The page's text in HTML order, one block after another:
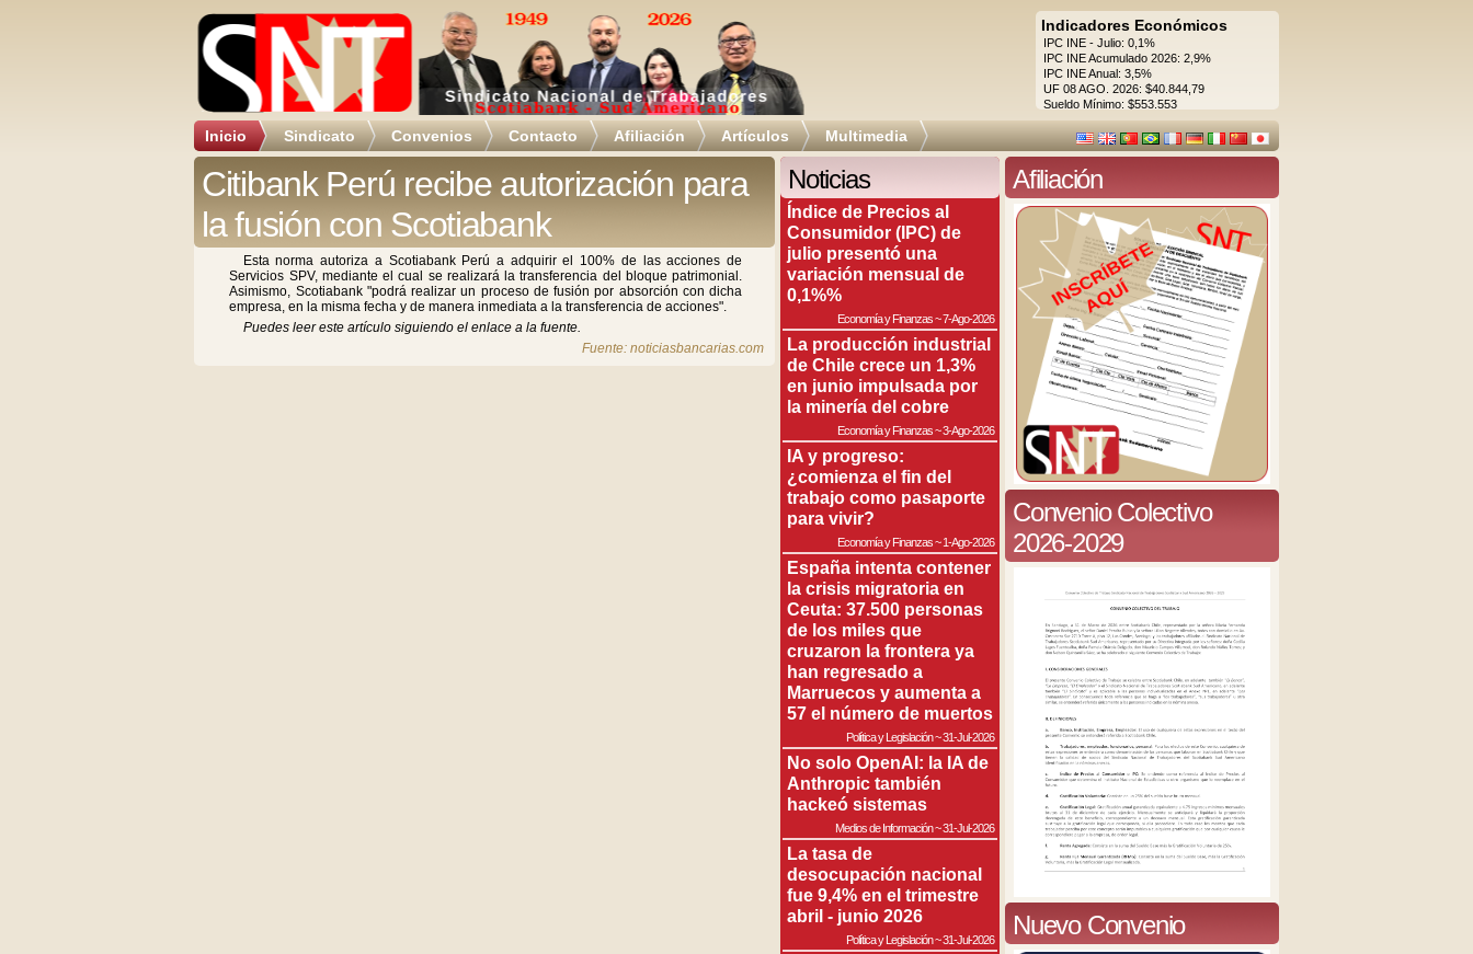
Indicadores Económicos
IPC INE - Julio: 0,1%
IPC INE Acumulado 2026: 2,9%
IPC INE Anual: 3,5%
UF 08 AGO. 2026: $40.844,79
Sueldo Mínimo: $553.553
Inicio Sindicato Convenios Contacto Afiliación Artículos Multimedia
Citibank Perú recibe autorización para
la fusión con Scotiabank
Esta norma autoriza a Scotiabank Perú a adquirir el 100% de las acciones de
Servicios SPV, mediante el cual se realizará la transferencia del bloque patrimonial.
Asimismo, Scotiabank "podrá realizar un proceso de fusión por absorción con dicha
empresa, en la misma fecha y de manera inmediata a la transferencia de acciones".
Puedes leer este artículo siguiendo el enlace a la fuente.
Fuente: noticiasbancarias.com
Noticias
Índice de Precios al
Consumidor (IPC) de
julio presentó una
variación mensual de
0,1%%
Economía y Finanzas~7-Ago-2026
La producción industrial
de Chile crece un 1,3%
en junio impulsada por
la minería del cobre
Economía y Finanzas~3-Ago-2026
IA y progreso:
¿comienza el fin del
trabajo como pasaporte
para vivir?
Economía y Finanzas~1-Ago-2026
España intenta contener
la crisis migratoria en
Ceuta: 37.500 personas
de los miles que
cruzaron la frontera ya
han regresado a
Marruecos y aumenta a
57 el número de muertos
Política y Legislación~31-Jul-2026
No solo OpenAI: la IA de
Anthropic también
hackeó sistemas
Medios de Información~31-Jul-2026
La tasa de
desocupación nacional
fue 9,4% en el trimestre
abril - junio 2026
Política y Legislación~31-Jul-2026
Afiliación
Convenio Colectivo
2026-2029
Nuevo Convenio